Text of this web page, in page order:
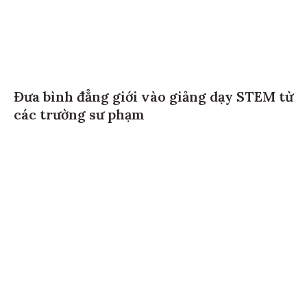
Đưa bình đẳng giới vào giảng dạy STEM từ
các trường sư phạm